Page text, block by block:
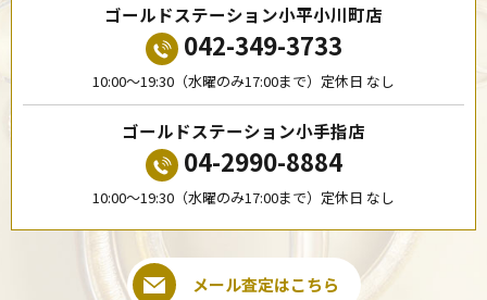
ゴールドステーション小平小川町店
042-349-3733
10:00〜19:30（水曜のみ17:00まで）定休日 なし
ゴールドステーション小手指店
04-2990-8884
10:00〜19:30（水曜のみ17:00まで）定休日 なし
メール査定はこちら